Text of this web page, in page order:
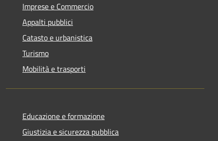
Imprese e Commercio
Appalti pubblici
Catasto e urbanistica
Turismo
Mobilità e trasporti
Educazione e formazione
Giustizia e sicurezza pubblica